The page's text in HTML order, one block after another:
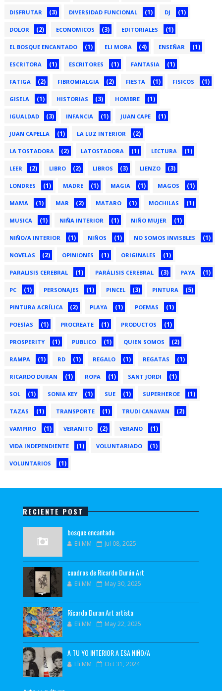
DISFRUTAR (3) DIVERSIDAD FUNCIONAL (1) DJ (1)
DOLOR (2) ECONOMICOS (3) EDITORIALES (1)
EL BOSQUE ENCANTADO (1) ELI MORA (4) ENSEÑAR (1)
ESCRITORA (1) ESCRITORES (1) FANTASIA (1)
FATIGA (2) FIBROMIALGIA (2) FIESTA (1) FISICOS (1)
GISELA (1) HISTORIAS (3) HOMBRE (1)
IGUALDAD (3) INFANCIA (1) JUAN CAPE (1)
JUAN CAPELLA (1) LA LUZ INTERIOR (2)
LA TOSTADORA (2) LATOSTADORA (1) LECTURA (1)
LEER (2) LIBRO (2) LIBROS (3) LIENZO (3)
LONDRES (1) MADRE (1) MAGIA (1) MAGOS (1)
MAMA (1) MAR (2) MATARO (1) MOCHILAS (1)
MUSICA (1) NIÑA INTERIOR (1) NIÑO MUJER (1)
NIÑO/A INTERIOR (1) NIÑOS (1) NO SOMOS INVISBLES (1)
NOVELAS (2) OPINIONES (1) ORIGINALES (1)
PARALISIS CEREBRAL (1) PARÁLISIS CEREBRAL (3) PAYA (1)
PC (1) PERSONAJES (1) PINCEL (3) PINTURA (5)
PINTURA ACRÍLICA (2) PLAYA (1) POEMAS (1)
POESÍAS (1) PROCREATE (1) PRODUCTOS (1)
PROSPERITY (1) PUBLICO (1) QUIEN SOMOS (2)
RAMPA (1) RD (1) REGALO (1) REGATAS (1)
RICARDO DURAN (1) ROPA (1) SANT JORDI (1)
SOL (1) SONIA KEY (1) SUE (1) SUPERHEROE (1)
TAZAS (1) TRANSPORTE (1) TRUDI CANAVAN (2)
VAMPIRO (1) VERANITO (2) VERANO (1)
VIDA INDEPENDIENTE (1) VOLUNTARIADO (1)
VOLUNTARIOS (1)
RECIENTE POST
bosque encantado
Eli MM Jul 08, 2025
cuadros de Ricardo Durán Art
Eli MM May 30, 2025
Ricardo Duran Art artista
Eli MM May 22, 2025
A TU YO INTERIOR A ESA NIÑO/A
Eli MM Oct 31, 2024